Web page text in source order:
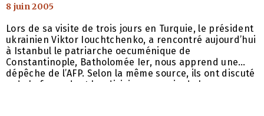
8 juin 2005
Lors de sa visite de trois jours en Turquie, le président
ukrainien Viktor Iouchtchenko, a rencontré aujourd’hui
à Istanbul le patriarche oecuménique de
Constantinople, Batholomée Ier, nous apprend une
dépêche de l’AFP. Selon la même source, ils ont discuté
« de la façon dont les divisions au sein de la